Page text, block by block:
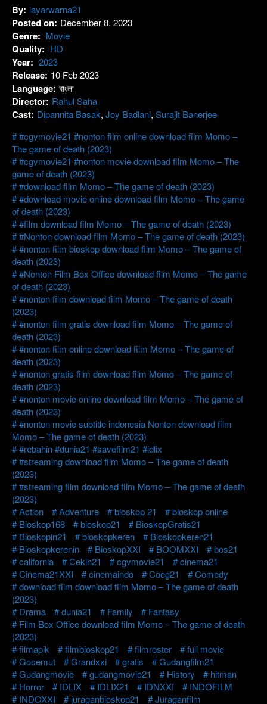
By: layarwarna21
Posted on: December 8, 2023
Genre: Movie
Quality: HD
Year: 2023
Release: 10 Feb 2023
Language: বাংলা
Director: Rahul Saha
Cast: Dipannita Basak, Joy Badlani, Surajit Banerjee
#cgvmovie21 #nonton film online download film Momo –
The game of death (2023)
#cgvmovie21 #nonton movie download film Momo – The
game of death (2023)
#download film Momo – The game of death (2023)
#download movie online download film Momo – The game
of death (2023)
#film download film Momo – The game of death (2023)
#Nonton download film Momo – The game of death (2023)
#nonton film bioskop download film Momo – The game of
death (2023)
#Nonton Film Box Office download film Momo – The game
of death (2023)
#nonton film download film Momo – The game of death
(2023)
#nonton film gratis download film Momo – The game of
death (2023)
#nonton film online download film Momo – The game of
death (2023)
#nonton gratis film download film Momo – The game of
death (2023)
#nonton movie online download film Momo – The game of
death (2023)
#nonton movie subtitle indonesia Nonton download film
Momo – The game of death (2023)
#rebahin #dunia21 #savefilm21 #idlix
#streaming download film Momo – The game of death
(2023)
#streaming film download film Momo – The game of death
(2023)
Action
Adventure bioskop 21
bioskop online
Bioskop168
bioskop21
BioskopGratis21
Bioskopin21
bioskopkeren
Bioskopkeren21
Bioskopkerenin
BioskopXXI BOOMXXI
bos21
california
Cekih21 cgvmovie21
cinema21
Cinema21XXI
cinemaindo Coeg21
Comedy
download film download film Momo – The game of death
(2023)
Drama
dunia21 Family
Fantasy
Film Box Office download film Momo – The game of death
(2023)
filmapik
filmbioskop21 filmroster
full movie
Gosemut
Grandxxi gratis
Gudangfilm21
Gudangmovie
gudangmovie21 History
hitman
Horror
IDLIX IDLIX21 IDNXXI
INDOFILM
INDOXXI
juraganbioskop21 Juraganfilm